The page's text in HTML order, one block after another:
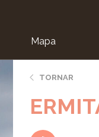
Mapa
TORNAR